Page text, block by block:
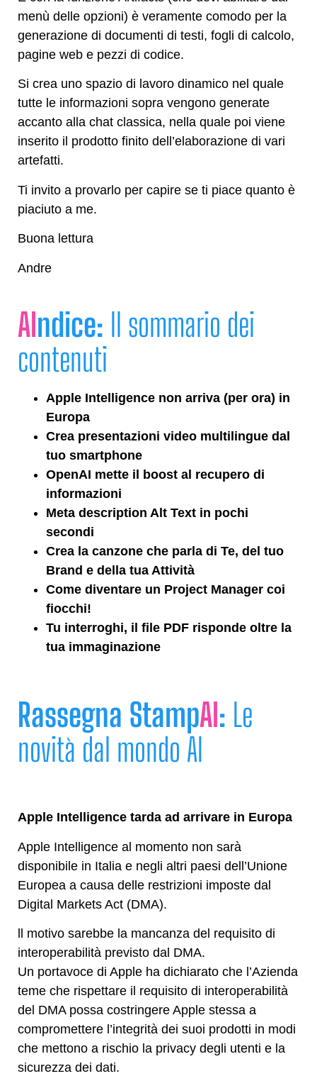
menù delle opzioni) è veramente comodo per la
generazione di documenti di testi, fogli di calcolo,
pagine web e pezzi di codice.
Si crea uno spazio di lavoro dinamico nel quale
tutte le informazioni sopra vengono generate
accanto alla chat classica, nella quale poi viene
inserito il prodotto finito dell’elaborazione di vari
artefatti.
Ti invito a provarlo per capire se ti piace quanto è
piaciuto a me.
Buona lettura
Andre
AIndice: Il sommario dei
contenuti
Apple Intelligence non arriva (per ora) in
Europa
Crea presentazioni video multilingue dal
tuo smartphone
OpenAI mette il boost al recupero di
informazioni
Meta description Alt Text in pochi
secondi
Crea la canzone che parla di Te, del tuo
Brand e della tua Attività
Come diventare un Project Manager coi
fiocchi!
Tu interroghi, il file PDF risponde oltre la
tua immaginazione
Rassegna StampAI: Le
novità dal mondo AI
Apple Intelligence tarda ad arrivare in Europa
Apple Intelligence al momento non sarà
disponibile in Italia e negli altri paesi dell’Unione
Europea a causa delle restrizioni imposte dal
Digital Markets Act (DMA).
ll motivo sarebbe la mancanza del requisito di
interoperabilità previsto dal DMA.
Un portavoce di Apple ha dichiarato che l’Azienda
teme che rispettare il requisito di interoperabilità
del DMA possa costringere Apple stessa a
compromettere l’integrità dei suoi prodotti in modi
che mettono a rischio la privacy degli utenti e la
sicurezza dei dati.